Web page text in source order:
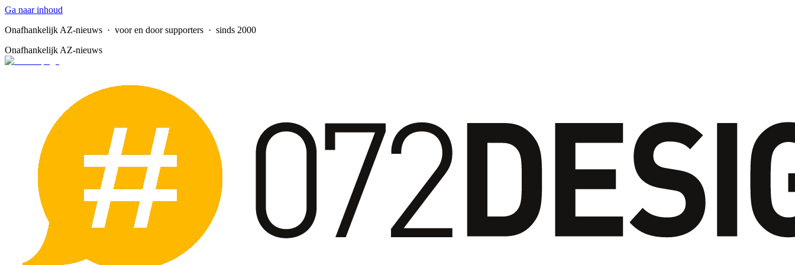
Ga naar inhoud
Onafhankelijk AZ-nieuws · voor en door supporters · sinds 2000
Onafhankelijk AZ-nieuws